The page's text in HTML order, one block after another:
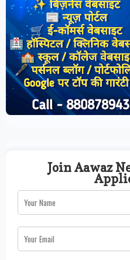
Join Aawaz